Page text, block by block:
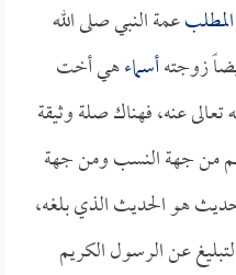
عمة النبي صلى الله
زوجتهأسماءهي أخت
تعالى عنه، فهناك صلة وثيقة
من جهة النسب ومن جهة
هو الحديث الذي بلغه،
عن الرسول الكريم